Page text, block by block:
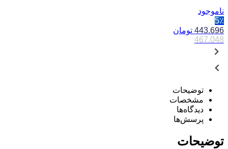
ناموجود
5٪
443.696 تومان
467.048
توضیحات
مشخصات
دیدگاه‌ها
پرسش‌ها
توضیحات